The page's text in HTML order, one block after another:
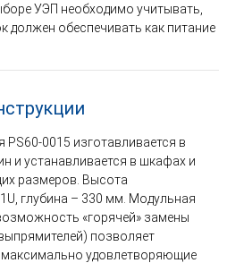
УЭП необходимо учитывать,
должен обеспечивать как питание
PS60-0015 изготавливается в
и устанавливается в шкафах и
размеров. Высота
глубина – 330 мм. Модульная
«горячей» замены
позволяет
максимально удовлетворяющие